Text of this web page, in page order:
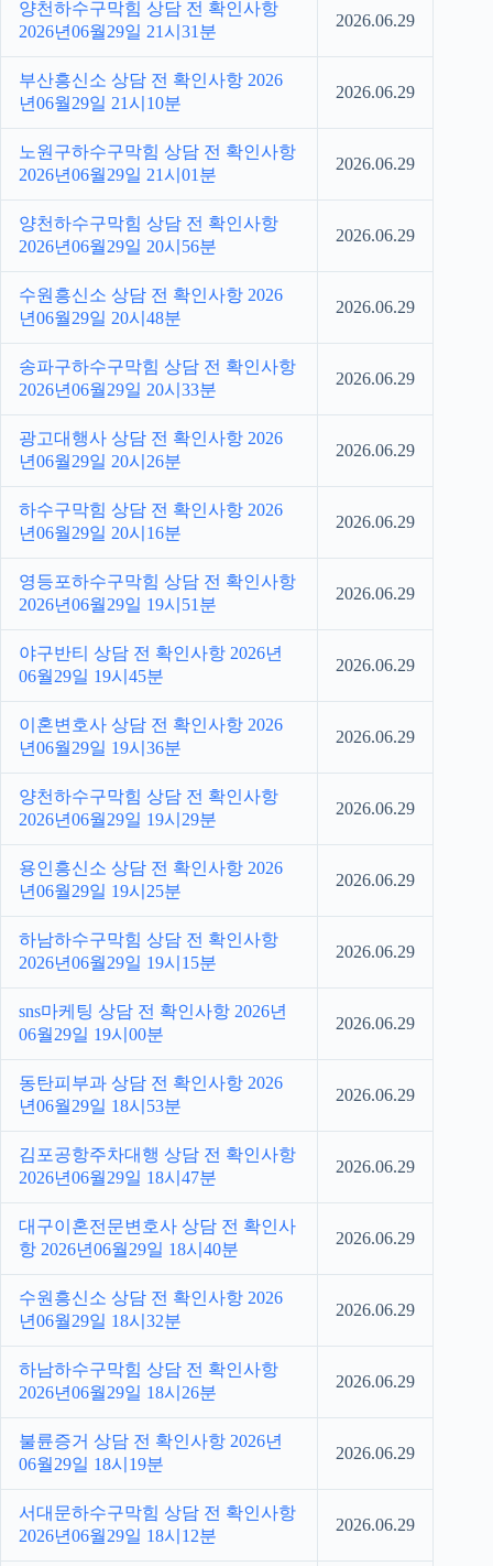
양천하수구막힘 상담 전 확인사항
2026년06월29일 21시31분
2026.06.29
부산흥신소 상담 전 확인사항 2026
년06월29일 21시10분
2026.06.29
노원구하수구막힘 상담 전 확인사항
2026년06월29일 21시01분
2026.06.29
양천하수구막힘 상담 전 확인사항
2026년06월29일 20시56분
2026.06.29
수원흥신소 상담 전 확인사항 2026
년06월29일 20시48분
2026.06.29
송파구하수구막힘 상담 전 확인사항
2026년06월29일 20시33분
2026.06.29
광고대행사 상담 전 확인사항 2026
년06월29일 20시26분
2026.06.29
하수구막힘 상담 전 확인사항 2026
년06월29일 20시16분
2026.06.29
영등포하수구막힘 상담 전 확인사항
2026년06월29일 19시51분
2026.06.29
야구반티 상담 전 확인사항 2026년
06월29일 19시45분
2026.06.29
이혼변호사 상담 전 확인사항 2026
년06월29일 19시36분
2026.06.29
양천하수구막힘 상담 전 확인사항
2026년06월29일 19시29분
2026.06.29
용인흥신소 상담 전 확인사항 2026
년06월29일 19시25분
2026.06.29
하남하수구막힘 상담 전 확인사항
2026년06월29일 19시15분
2026.06.29
sns마케팅 상담 전 확인사항 2026년
06월29일 19시00분
2026.06.29
동탄피부과 상담 전 확인사항 2026
년06월29일 18시53분
2026.06.29
김포공항주차대행 상담 전 확인사항
2026년06월29일 18시47분
2026.06.29
대구이혼전문변호사 상담 전 확인사
항 2026년06월29일 18시40분
2026.06.29
수원흥신소 상담 전 확인사항 2026
년06월29일 18시32분
2026.06.29
하남하수구막힘 상담 전 확인사항
2026년06월29일 18시26분
2026.06.29
불륜증거 상담 전 확인사항 2026년
06월29일 18시19분
2026.06.29
서대문하수구막힘 상담 전 확인사항
2026년06월29일 18시12분
2026.06.29